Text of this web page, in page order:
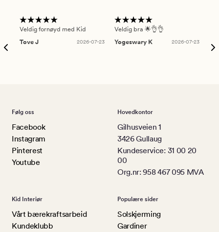
Veldig fornøyd med Kid
Tove J
2026-07-23
Veldig bra 🌟👌👌
Yogeswary K
2026-07-23
Følg oss
Facebook
Instagram
Pinterest
Youtube
Hovedkontor
Gilhusveien 1
3426 Gullaug
Kundeservice: 31 00 20
00
Org.nr: 958 467 095 MVA
Kid Interiør
Vårt bærekraftsarbeid
Kundeklubb
Populære sider
Solskjerming
Gardiner